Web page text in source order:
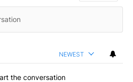
NEWEST
the conversation